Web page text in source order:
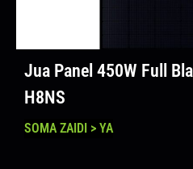
Jua Panel 450W Full
H8NS
SOMA ZAIDI > YA